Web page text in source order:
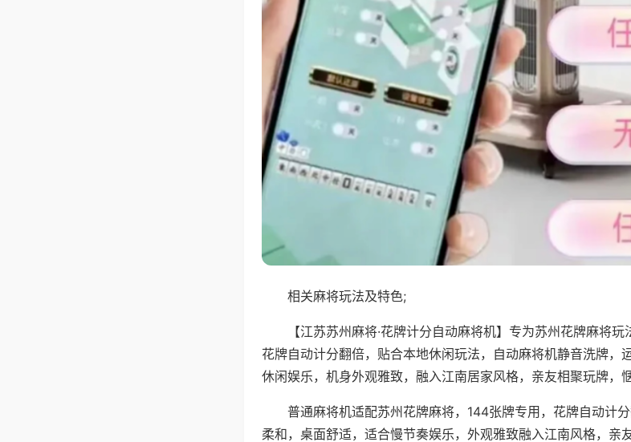
相关麻将玩法及特色;
【江苏苏州麻将·花牌计分自动麻将机】专为苏州花牌麻将玩
花牌自动计分翻倍，贴合本地休闲玩法，自动麻将机静音洗牌，
休闲娱乐，机身外观雅致，融入江南居家风格，亲友相聚玩牌，
普通麻将机适配苏州花牌麻将，144张牌专用，花牌自动计
柔和，桌面舒适，适合慢节奏娱乐，外观雅致融入江南风格，亲